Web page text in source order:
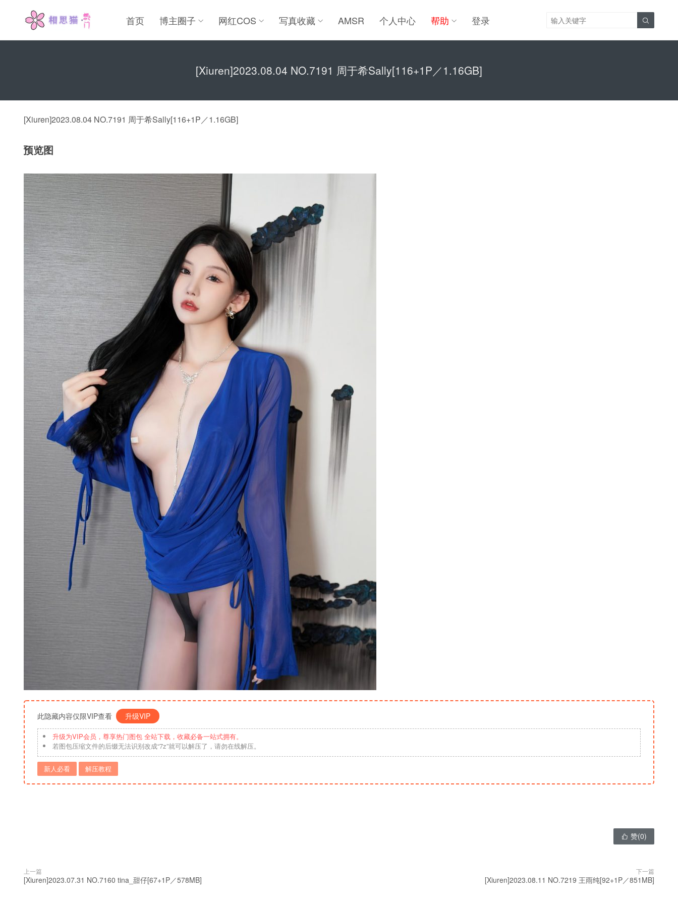
首页 博主圈子 网红COS 写真收藏 AMSR 个人中心 帮助 登录 
[Xiuren]2023.08.04 NO.7191 周于希Sally[116+1P／1.16GB]
[Xiuren]2023.08.04 NO.7191 周于希Sally[116+1P／1.16GB]
预览图
此隐藏内容仅限VIP查看 升级VIP
升级为VIP会员，尊享热门图包 全站下载，收藏必备一站式拥有。
若图包压缩文件的后缀无法识别改成“7z”就可以解压了，请勿在线解压。
新人必看 解压教程
 赞(0)
上一篇
[Xiuren]2023.07.31 NO.7160 tina_甜仔[67+1P／578MB]
下一篇
[Xiuren]2023.08.11 NO.7219 王雨纯[92+1P／851MB]